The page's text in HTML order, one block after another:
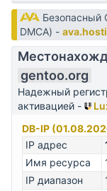
Безопасный
DMCA) -
gentoo.org
Надежный
активацией -
DB-IP
IP адрес
Имя ресурса
IP диапазон